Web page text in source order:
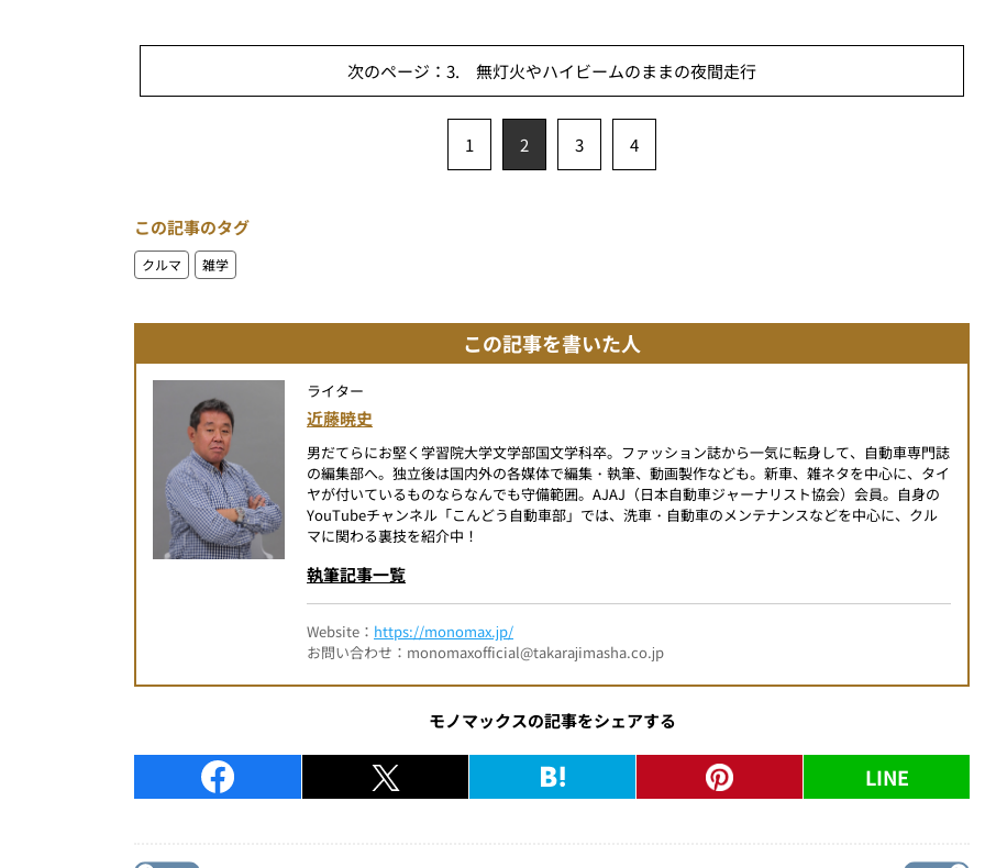
次のページ：3. 無灯火やハイビームのままの夜間走行
1 2 3 4
この記事のタグ
クルマ 雑学
この記事を書いた人
ライター
近藤暁史
男だてらにお堅く学習院大学文学部国文学科卒。ファッション誌から一気に転身して、自動車専門誌
の編集部へ。独立後は国内外の各媒体で編集・執筆、動画製作なども。新車、雑ネタを中心に、タイ
ヤが付いているものならなんでも守備範囲。AJAJ（日本自動車ジャーナリスト協会）会員。自身の
YouTubeチャンネル「こんどう自動車部」では、洗車・自動車のメンテナンスなどを中心に、クル
マに関わる裏技を紹介中！
執筆記事一覧
Website： https://monomax.jp/
お問い合わせ：monomaxofficial@takarajimasha.co.jp
モノマックスの記事をシェアする
LINE